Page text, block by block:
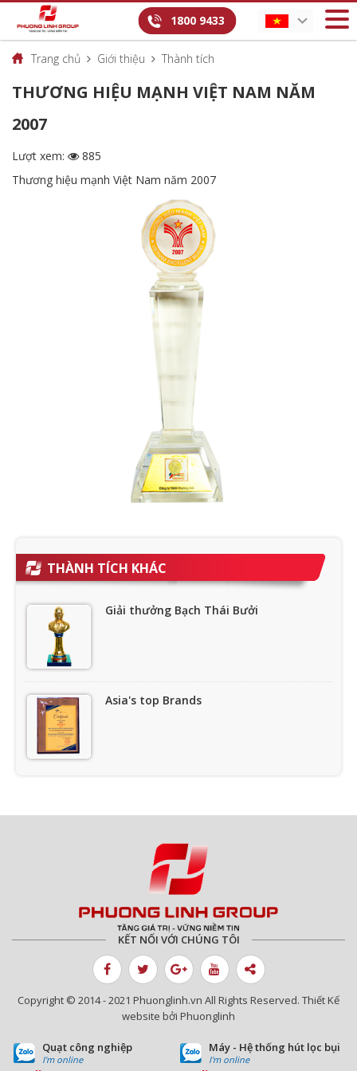
1800 9433
Trang chủ Giới thiệu Thành tích
THƯƠNG HIỆU MẠNH VIỆT NAM NĂM
2007
Lượt xem:
885
Thương hiệu mạnh Việt Nam năm 2007
THÀNH TÍCH KHÁC
Giải thưởng Bạch Thái Bưởi
Asia's top Brands
Thành viên của AMCA
Top 10 thương hiệu nổi tiếng quốc gia
2024
Danh hiệu Top 1 Hàng Việt Nam được
KẾT NỐI VỚI CHÚNG TÔI
Copyright © 2014 - 2021 Phuonglinh.vn All Rights Reserved. Thiết Kế
website bởi Phuonglinh
Quạt công nghiệp
I'm online
Máy - Hệ thống hút lọc bụi
I'm online